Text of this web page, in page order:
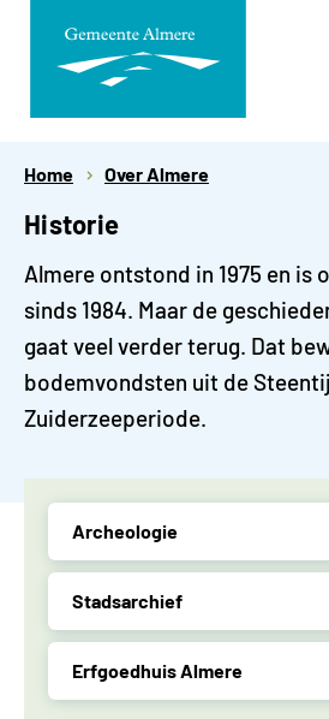
paginainhoud
Home Over Almere
Historie
Almere ontstond in 1975 en is
sinds 1984. Maar de
gaat veel verder terug. Dat
bodemvondsten uit de
Zuiderzeeperiode.
Archeologie
Stadsarchief
Erfgoedhuis Almere